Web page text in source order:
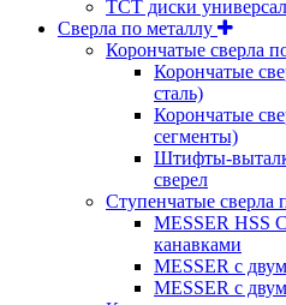
ТСТ диски
Сверла по металлу
Корончатые сверла
Корончатые
сталь)
Корончатые
сегменты)
Штифты-
сверел
Ступенчатые сверла
MESSER HSS
канавками
MESSER с
MESSER с